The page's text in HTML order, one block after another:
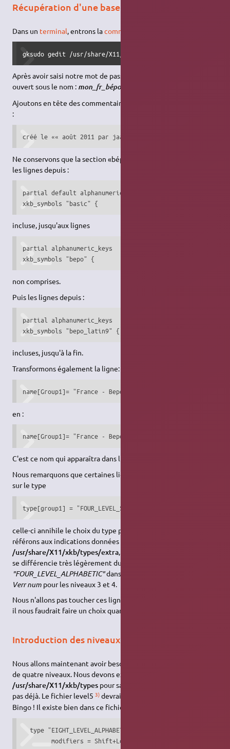
Récupération d'une base de départ
Dans un terminal, entrons lacommande
gksudo gedit /usr/share/X11/xkb/symbols/fr
Après avoir saisi notre mot de passe, enregistrons le fichier
ouvert sous le nom : mon_fr_bépo
Ajoutons en tête des commentaires de début, la ligne suivante
:
créé le «« août 2011 par jaaf64 sur la base de fr
Ne conservons que la section «bépo». C'est à dire supprimons
les lignes depuis :
partial default alphanumeric_keys
xkb_symbols "basic" {
incluse, jusqu'aux lignes
partial alphanumeric_keys
xkb_symbols "bepo" {
non comprises.
Puis les lignes depuis :
partial alphanumeric_keys
xkb_symbols "bepo_latin9" {
incluses, jusqu'à la fin.
Transformons également la ligne:
name[Group1]= "France - Bepo, ergonomic, Dvorak way";
en :
name[Group1]= "France - Bepo, personnalisé";
C'est ce nom qui apparaîtra dans l'interface graphique.
Nous remarquons que certaines lignes portent une information
sur le type
type[group1] = "FOUR_LEVEL_SEMIALPHABETIC"
celle-ci annihile le choix du type par défaut. Si nous nous
référons aux indications données dans le fichier
/usr/share/X11/xkb/types/extra
se différencie très légèrement du type par défaut
"FOUR_LEVEL_ALPHABETIC"dans l'interprétation de la touche
Verr num pour les niveaux 3 et 4.
Nous n'allons pas toucher ces lignes ici, mais si nous le faisions
il nous faudrait faire un choix quant à ce fonctionnement.
Introduction des niveaux supérieurs à quatre
Nous allons maintenant avoir besoin d'un type de touche à plus
de quatre niveaux. Nous devons explorer les fichiers du dossier
/usr/share/X11/xkb/types pour savoir si un tel type n'existe
pas déjà. Le fichier level53) devrait logiquement faire l'affaire.
Bingo ! Il existe bien dans ce fichier le type suivant :
  type "EIGHT_LEVEL_ALPHABETIC" {
	modifiers = Shift+Lock+LevelThree+LevelFive;